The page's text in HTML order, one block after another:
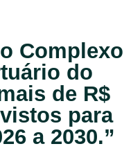
Complexo
do
de R$
para
a 2030.”